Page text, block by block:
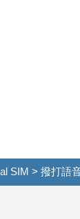
SIM > 撥打語